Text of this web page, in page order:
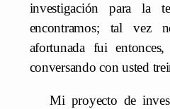
investigación para la
encontramos; tal vez
afortunada fui
conversando con usted
Mi proyecto de